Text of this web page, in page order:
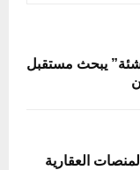
يبحث مستقبل
العقارية